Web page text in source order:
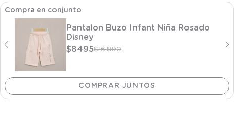
Compra en conjunto
Pantalon Buzo Infant Niña Rosado
Disney
$8495$16.990